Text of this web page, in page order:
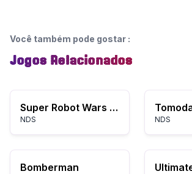
Você também pode gostar :
Jogos Relacionados
Super Robot Wars OG Saga: Endless Frontier
NDS NDS
Bomberman